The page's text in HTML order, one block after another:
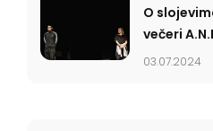
O
večeri
03.07.2024